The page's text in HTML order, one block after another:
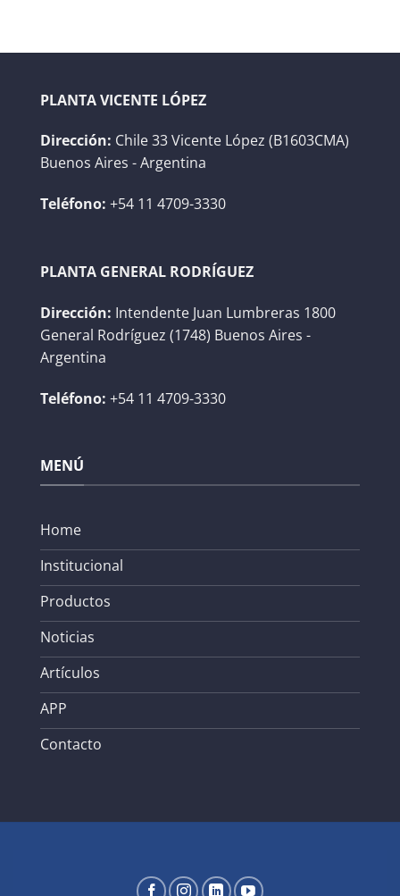
PLANTA VICENTE LÓPEZ
Dirección: Chile 33 Vicente López (B1603CMA)
Buenos Aires - Argentina
Teléfono: +54 11 4709-3330
PLANTA GENERAL RODRÍGUEZ
Dirección: Intendente Juan Lumbreras 1800
General Rodríguez (1748) Buenos Aires -
Argentina
Teléfono: +54 11 4709-3330
MENÚ
Home
Institucional
Productos
Noticias
Artículos
APP
Contacto